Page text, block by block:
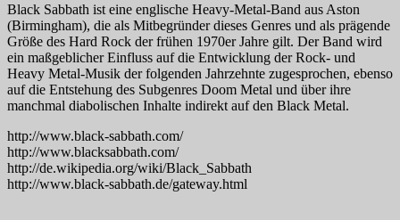
Black Sabbath ist eine englische Heavy-Metal-Band aus Aston
(Birmingham), die als Mitbegründer dieses Genres und als prägende
Größe des Hard Rock der frühen 1970er Jahre gilt. Der Band wird
ein maßgeblicher Einfluss auf die Entwicklung der Rock- und
Heavy Metal-Musik der folgenden Jahrzehnte zugesprochen, ebenso
auf die Entstehung des Subgenres Doom Metal und über ihre
manchmal diabolischen Inhalte indirekt auf den Black Metal.
http://www.black-sabbath.com/
http://www.blacksabbath.com/
http://de.wikipedia.org/wiki/Black_Sabbath
http://www.black-sabbath.de/gateway.html